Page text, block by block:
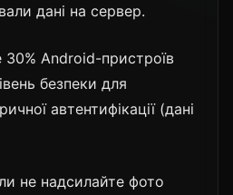
дані на сервер.
30% Android-пристроїв
безпеки для
автентифікації (дані
не надсилайте фото